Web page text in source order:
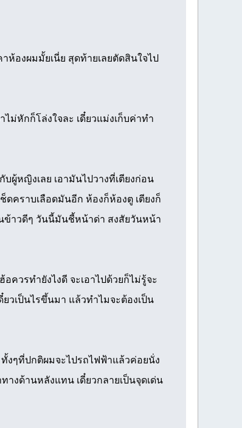
องผมมั้ยเนี่ย สุดท้ายเลยตัดสินใจไป
ม่หักก็โล่งใจละ เดี๋ยวแม่งเก็บค่าทำ
ผู้หญิงเลย เอามันไปวางที่เตียงก่อน
คราบเลือดมันอีก ห้องก็ห้องตู เตียงก็
ข้าวดีๆ วันนี้มันชี้หน้าด่า สงสัยวันหน้า
วรทำยังไงดี จะเอาไปด้วยก็ไม่รู้จะ
วเป็นไรขึ้นมา แล้วทำไมจะต้องเป็น
ๆที่ปกติผมจะไปรถไฟฟ้าแล้วค่อยนั่ง
งด้านหลังแทน เดี๋ยวกลายเป็นจุดเด่น